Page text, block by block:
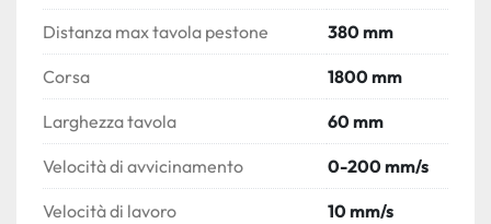
Distanza max tavola pestone 380 mm
Corsa 1800 mm
Larghezza tavola 60 mm
Velocità di avvicinamento 0-200 mm/s
Velocità di lavoro 10 mm/s